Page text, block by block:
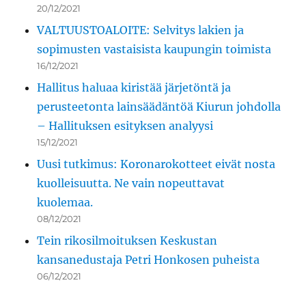
20/12/2021
VALTUUSTOALOITE: Selvitys lakien ja
sopimusten vastaisista kaupungin toimista
16/12/2021
Hallitus haluaa kiristää järjetöntä ja
perusteetonta lainsäädäntöä Kiurun johdolla
– Hallituksen esityksen analyysi
15/12/2021
Uusi tutkimus: Koronarokotteet eivät nosta
kuolleisuutta. Ne vain nopeuttavat
kuolemaa.
08/12/2021
Tein rikosilmoituksen Keskustan
kansanedustaja Petri Honkosen puheista
06/12/2021